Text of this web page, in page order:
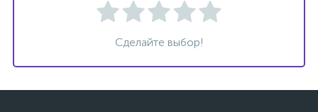
Сделайте выбор!